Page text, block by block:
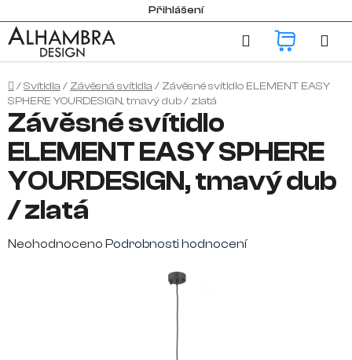
na
obsah
Přihlášení
Hledat
Domů
/Svítidla / Závěsná svítidla / Závěsné svítidlo ELEMENT EASY
SPHERE YOURDESIGN, tmavý dub / zlatá
Závěsné svítidlo
ELEMENT EASY SPHERE
YOURDESIGN, tmavý dub
/ zlatá
Průměrné
Neohodnoceno Podrobnosti hodnocení